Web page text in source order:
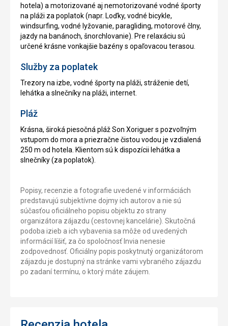
hotela) a motorizované aj nemotorizované vodné športy
na pláži za poplatok (napr. Loďky, vodné bicykle,
windsurfing, vodné lyžovanie, paragliding, motorové člny,
jazdy na banánoch, šnorchlovanie). Pre relaxáciu sú
určené krásne vonkajšie bazény s opaľovacou terasou.
Služby za poplatek
Trezory na izbe, vodné športy na pláži, stráženie detí,
lehátka a slnečníky na pláži, internet.
Pláž
Krásna, široká piesočná pláž Son Xoriguer s pozvoľným
vstupom do mora a priezračne čistou vodou je vzdialená
250 m od hotela. Klientom sú k dispozícii lehátka a
slnečníky (za poplatok).
Popisy, recenzie a fotografie uvedené v informáciách
predstavujú subjektívne dojmy ich autorov a nie sú
súčasťou oficiálneho popisu objektu zo strany
organizátora zájazdu (cestovnej kancelárie). Skutočná
podoba izieb a ich vybavenia sa môže od uvedených
informácií líšiť, za čo spoločnosť Invia nenesie
zodpovednosť. Oficiálny popis poskytnutý organizátorom
zájazdu je dostupný na stránke vami vybraného zájazdu
po zadaní termínu, o ktorý máte záujem.